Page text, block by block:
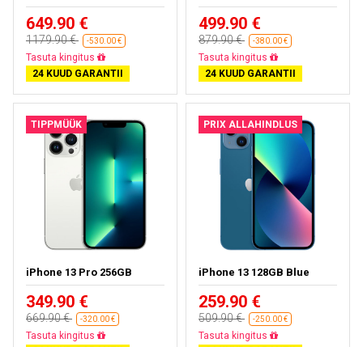
649.90 €
1179.90 € -530.00 €
Tasuta kohaletoimetamine
24 KUUD GARANTII
499.90 €
879.90 € -380.00 €
Tasuta kohaletoimetamine
24 KUUD GARANTII
TIPPMÜÜK
iPhone 13 Pro 256GB
349.90 €
669.90 € -320.00 €
Tasuta kohaletoimetamine
PRIX ALLAHINDLUS
iPhone 13 128GB Blue
259.90 €
509.90 € -250.00 €
Tasuta kohaletoimetamine